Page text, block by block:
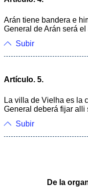
Arán tiene bandera e
General de Arán será
Subir
Artículo. 5.
La villa de Vielha es la
General deberá fijar alli
Subir
De la